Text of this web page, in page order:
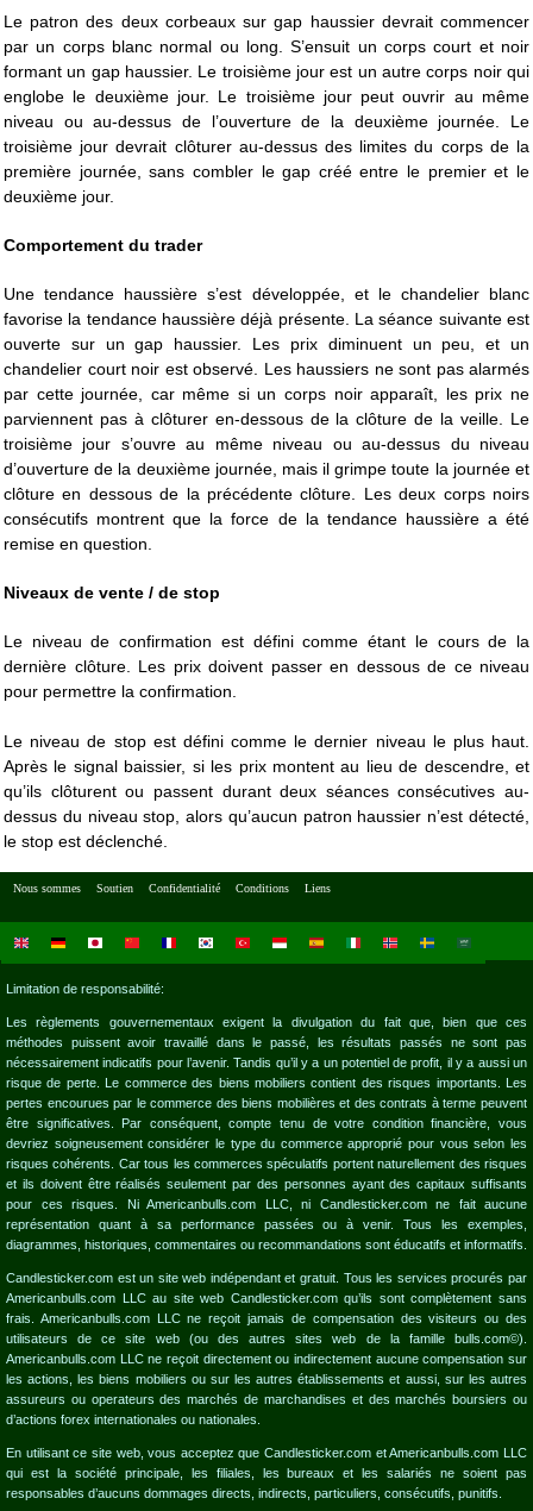
Le patron des deux corbeaux sur gap haussier devrait commencer
par un corps blanc normal ou long. S’ensuit un corps court et noir
formant un gap haussier. Le troisième jour est un autre corps noir qui
englobe le deuxième jour. Le troisième jour peut ouvrir au même
niveau ou au-dessus de l’ouverture de la deuxième journée. Le
troisième jour devrait clôturer au-dessus des limites du corps de la
première journée, sans combler le gap créé entre le premier et le
deuxième jour.
Comportement du trader
Une tendance haussière s’est développée, et le chandelier blanc
favorise la tendance haussière déjà présente. La séance suivante est
ouverte sur un gap haussier. Les prix diminuent un peu, et un
chandelier court noir est observé. Les haussiers ne sont pas alarmés
par cette journée, car même si un corps noir apparaît, les prix ne
parviennent pas à clôturer en-dessous de la clôture de la veille. Le
troisième jour s’ouvre au même niveau ou au-dessus du niveau
d’ouverture de la deuxième journée, mais il grimpe toute la journée et
clôture en dessous de la précédente clôture. Les deux corps noirs
consécutifs montrent que la force de la tendance haussière a été
remise en question.
Niveaux de vente / de stop
Le niveau de confirmation est défini comme étant le cours de la
dernière clôture. Les prix doivent passer en dessous de ce niveau
pour permettre la confirmation.
Le niveau de stop est défini comme le dernier niveau le plus haut.
Après le signal baissier, si les prix montent au lieu de descendre, et
qu’ils clôturent ou passent durant deux séances consécutives au-
dessus du niveau stop, alors qu’aucun patron haussier n’est détecté,
le stop est déclenché.
Nous sommes Soutien Confidentialité Conditions Liens
Limitation de responsabilité:
Les règlements gouvernementaux exigent la divulgation du fait que, bien que ces
méthodes puissent avoir travaillé dans le passé, les résultats passés ne sont pas
nécessairement indicatifs pour l’avenir. Tandis qu’il y a un potentiel de profit, il y a aussi un
risque de perte. Le commerce des biens mobiliers contient des risques importants. Les
pertes encourues par le commerce des biens mobilières et des contrats à terme peuvent
être significatives. Par conséquent, compte tenu de votre condition financière, vous
devriez soigneusement considérer le type du commerce approprié pour vous selon les
risques cohérents. Car tous les commerces spéculatifs portent naturellement des risques
et ils doivent être réalisés seulement par des personnes ayant des capitaux suffisants
pour ces risques. Ni Americanbulls.com LLC, ni Candlesticker.com ne fait aucune
représentation quant à sa performance passées ou à venir. Tous les exemples,
diagrammes, historiques, commentaires ou recommandations sont éducatifs et informatifs.
Candlesticker.com est un site web indépendant et gratuit. Tous les services procurés par
Americanbulls.com LLC au site web Candlesticker.com qu’ils sont complètement sans
frais. Americanbulls.com LLC ne reçoit jamais de compensation des visiteurs ou des
utilisateurs de ce site web (ou des autres sites web de la famille bulls.com©).
Americanbulls.com LLC ne reçoit directement ou indirectement aucune compensation sur
les actions, les biens mobiliers ou sur les autres établissements et aussi, sur les autres
assureurs ou operateurs des marchés de marchandises et des marchés boursiers ou
d’actions forex internationales ou nationales.
En utilisant ce site web, vous acceptez que Candlesticker.com et Americanbulls.com LLC
qui est la société principale, les filiales, les bureaux et les salariés ne soient pas
responsables d’aucuns dommages directs, indirects, particuliers, consécutifs, punitifs.